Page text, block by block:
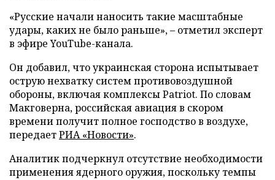
«Русские начали наносить такие масштабные
удары, каких не было раньше», – отметил эксперт
в эфире YouTube-канала.
Он добавил, что украинская сторона испытывает
острую нехватку систем противовоздушной
обороны, включая комплексы Patriot. По словам
Макговерна, российская авиация в скором
времени получит полное господство в воздухе,
передаетРИА «Новости».
Аналитик подчеркнул отсутствие необходимости
применения ядерного оружия, поскольку темпы